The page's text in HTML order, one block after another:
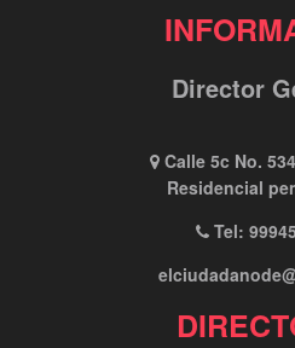
Director
Calle 5c No.
Residencial
Tel: